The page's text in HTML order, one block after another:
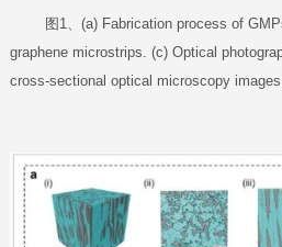
图1、(a) Fabrication process of
graphene microstrips. (c) Optical
cross-sectional optical microscopy